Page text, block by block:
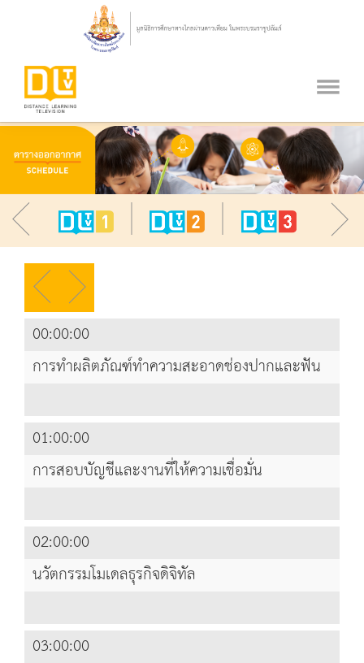
00:00:00
การทำผลิตภัณฑ์ทำความสะอาดช่องปากและฟัน
01:00:00
การสอบบัญชีและงานที่ให้ความเชื่อมั่น
02:00:00
นวัตกรรมโมเดลธุรกิจดิจิทัล
03:00:00